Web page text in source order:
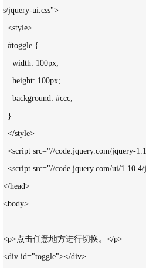
s/jquery-ui.css">
</head>
<body>
<p>点击任意地方进行切换。</p>
<div id="toggle"></div>